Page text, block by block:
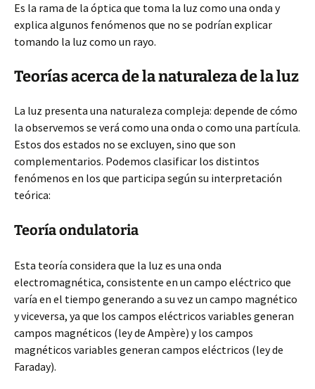
Es la rama de la óptica que toma la luz como una onda y
explica algunos fenómenos que no se podrían explicar
tomando la luz como un rayo.
Teorías acerca de la naturaleza de la luz
La luz presenta una naturaleza compleja: depende de cómo
la observemos se verá como una onda o como una partícula.
Estos dos estados no se excluyen, sino que son
complementarios. Podemos clasificar los distintos
fenómenos en los que participa según su interpretación
teórica:
Teoría ondulatoria
Esta teoría considera que la luz es una onda
electromagnética, consistente en un campo eléctrico que
varía en el tiempo generando a su vez un campo magnético
y viceversa, ya que los campos eléctricos variables generan
campos magnéticos (ley de Ampère) y los campos
magnéticos variables generan campos eléctricos (ley de
Faraday).